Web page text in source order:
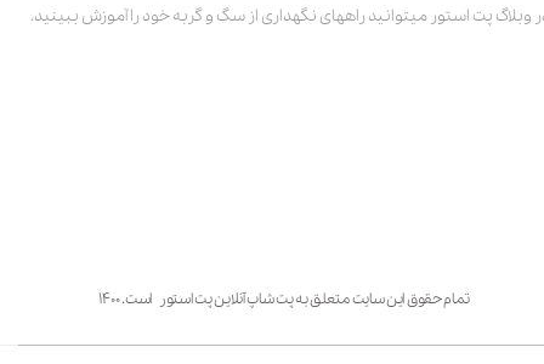
وبلاگ پت استور میتوانید راههای نگهداری از سگ و گربه خود را آموزش ببینید.
تمام حقوق این سایت متعلق به پت شاپ آنلاین پت استور است. ۱۴۰۰